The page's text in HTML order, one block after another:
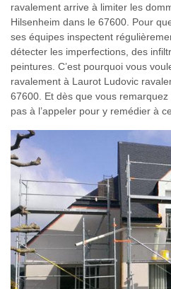
ravalement arrive à limiter les
Hilsenheim dans le 67600. Pour
ses équipes inspectent
détecter les imperfections, des
peintures. C’est pourquoi vous
ravalement à Laurot Ludovic
67600. Et dès que vous
pas à l’appeler pour y remédier à